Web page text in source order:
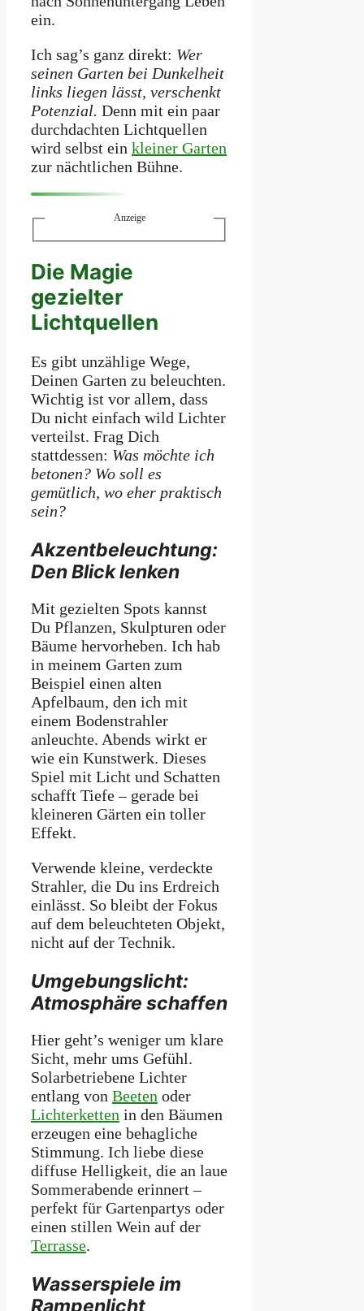
ein.
Ich sag’s ganz direkt: Wer
seinen Garten bei Dunkelheit
links liegen lässt, verschenkt
Potenzial. Denn mit ein paar
durchdachten Lichtquellen
wird selbst ein kleiner Garten
zur nächtlichen Bühne.
Anzeige
Die Magie
gezielter
Lichtquellen
Es gibt unzählige Wege,
Deinen Garten zu beleuchten.
Wichtig ist vor allem, dass
Du nicht einfach wild Lichter
verteilst. Frag Dich
stattdessen: Was möchte ich
betonen? Wo soll es
gemütlich, wo eher praktisch
sein?
Akzentbeleuchtung:
Den Blick lenken
Mit gezielten Spots kannst
Du Pflanzen, Skulpturen oder
Bäume hervorheben. Ich hab
in meinem Garten zum
Beispiel einen alten
Apfelbaum, den ich mit
einem Bodenstrahler
anleuchte. Abends wirkt er
wie ein Kunstwerk. Dieses
Spiel mit Licht und Schatten
schafft Tiefe – gerade bei
kleineren Gärten ein toller
Effekt.
Verwende kleine, verdeckte
Strahler, die Du ins Erdreich
einlässt. So bleibt der Fokus
auf dem beleuchteten Objekt,
nicht auf der Technik.
Umgebungslicht:
Atmosphäre schaffen
Hier geht’s weniger um klare
Sicht, mehr ums Gefühl.
Solarbetriebene Lichter
entlang von Beeten oder
Lichterketten in den Bäumen
erzeugen eine behagliche
Stimmung. Ich liebe diese
diffuse Helligkeit, die an laue
Sommerabende erinnert –
perfekt für Gartenpartys oder
einen stillen Wein auf der
Terrasse.
Wasserspiele im
Rampenlicht